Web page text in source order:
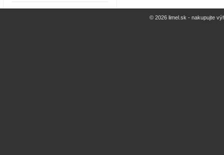
© 2026 limel.sk - nakupujte